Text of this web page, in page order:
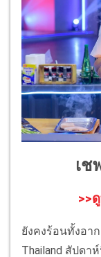
เช
>>
ยังคงร้อนทั้งอา
Thailand สัปดา